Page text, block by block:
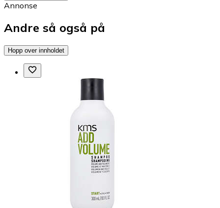
Annonse
Andre så også på
Hopp over innholdet